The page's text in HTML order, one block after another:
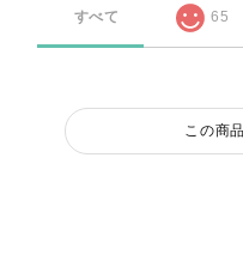
すべて 65
この商